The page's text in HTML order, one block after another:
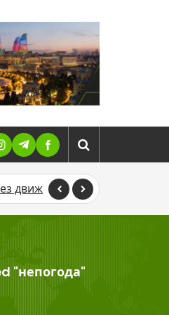
Севиндж Гусейновой
"непогода"